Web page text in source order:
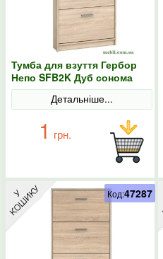
Тумба для взуття Гербор
Непо SFB2K Дуб сонома
Детальніше...
1 грн.
Код:47287